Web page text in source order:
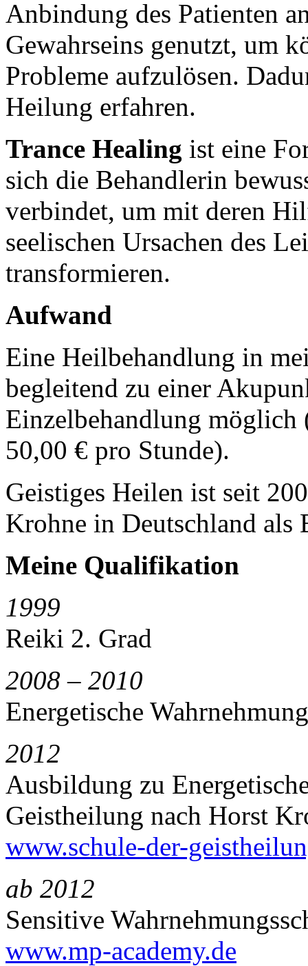
Anbindung des Patienten
Gewahrseins genutzt, um
Probleme aufzulösen.
Heilung erfahren.
Trance Healing ist eine
sich die Behandlerin
verbindet, um mit deren
seelischen Ursachen des
transformieren.
Aufwand
Eine Heilbehandlung in
begleitend zu einer
Einzelbehandlung
50,00 € pro Stunde).
Geistiges Heilen ist seit
Krohne in Deutschland als
Meine Qualifikation
1999
Reiki 2. Grad
2008 – 2010
Energetische
2012
Ausbildung zu
Geistheilung nach Horst
www.schule-der-
ab 2012
Sensitive
www.mp-academy.de